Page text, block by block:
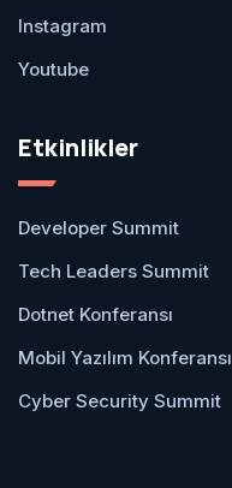
Instagram
Youtube
Etkinlikler
Developer Summit
Tech Leaders Summit
Dotnet Konferansı
Mobil Yazılım Konferansı
Cyber Security Summit